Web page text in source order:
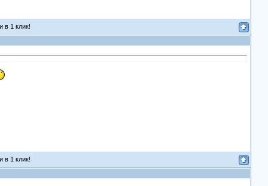
в 1 клик!
в 1 клик!